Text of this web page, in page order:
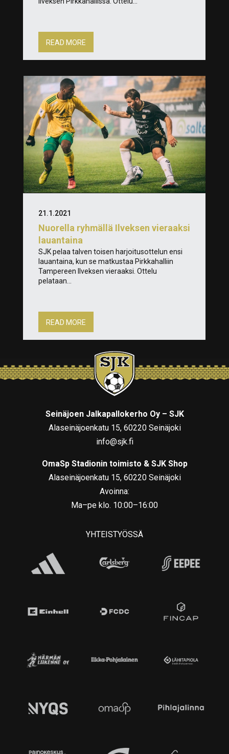
READ MORE
Nuorella ryhmällä Ilveksen vieraaksi
lauantaina
21.1.2021
SJK pelaa talven toisen harjoitusottelun ensi
lauantaina, kun se matkustaa Pirkkahalliin
Tampereen Ilveksen vieraaksi. Ottelu
pelataan...
READ MORE
Seinäjoen Jalkapallokerho Oy – SJK
Alaseinäjoenkatu 15, 60220 Seinäjoki
info@sjk.fi
OmaSp Stadionin toimisto & SJK Shop
Alaseinäjoenkatu 15, 60220 Seinäjoki
Avoinna:
Ma–pe klo. 10:00–16:00
YHTEISTYÖSSÄ